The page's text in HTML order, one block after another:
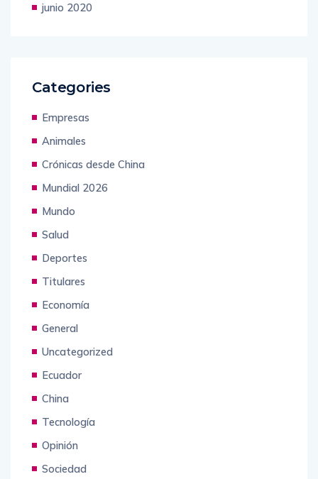
junio 2020
Categories
Empresas
Animales
Crónicas desde China
Mundial 2026
Mundo
Salud
Deportes
Titulares
Economía
General
Uncategorized
Ecuador
China
Tecnología
Opinión
Sociedad